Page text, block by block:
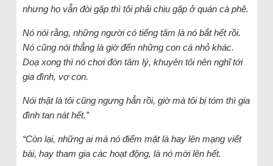
nhưng họ vẫn đòi gặp thì tôi phải chịu gặp ở quán cà phê.
Nó nói rằng, những người có tiếng tăm là nó bắt hết rồi.
Nó cũng nói thẳng là giờ đến những con cá nhỏ khác.
Doạ xong thì nó chơi đòn tâm lý, khuyên tôi nên nghĩ tới
gia đình, vợ con.
Nói thật là tôi cũng ngưng hẳn rồi, giờ mà tôi bị tóm thì gia
đình tan nát hết.”
“Còn lại, những ai mà nó điểm mặt là hay lên mạng viết
bài, hay tham gia các hoạt động, là nó mời lên hết.